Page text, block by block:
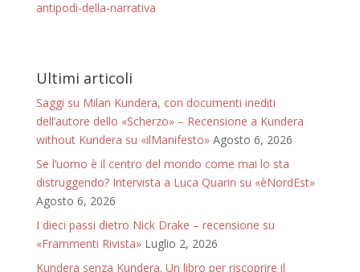
antipodi-della-narrativa
Ultimi articoli
Saggi su Milan Kundera, con documenti inediti
dell’autore dello «Scherzo» – Recensione a Kundera
without Kundera su «ilManifesto» Agosto 6, 2026
Se l’uomo è il centro del mondo come mai lo sta
distruggendo? Intervista a Luca Quarin su «èNordEst»
Agosto 6, 2026
I dieci passi dietro Nick Drake – recensione su
«Frammenti Rivista» Luglio 2, 2026
Kundera senza Kundera. Un libro per riscoprire il